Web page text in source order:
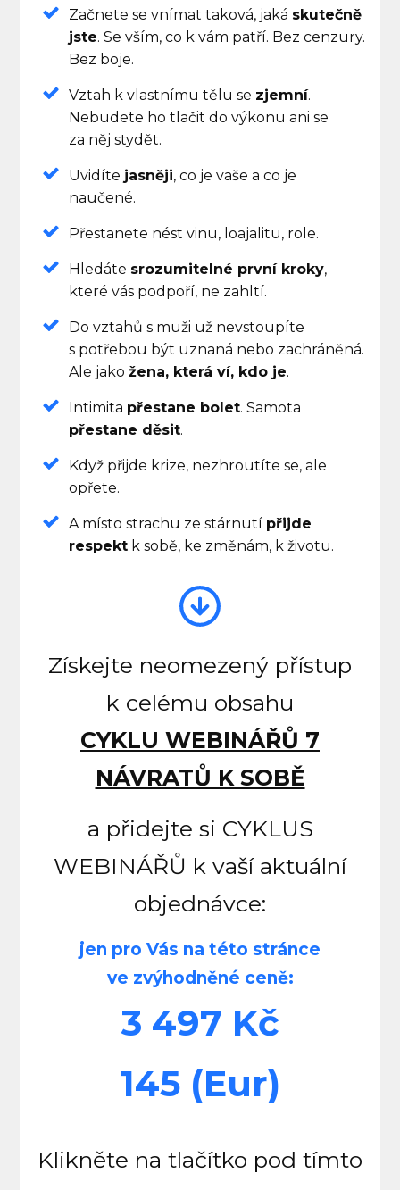
Začnete se vnímat taková, jaká skutečně
jste. Se vším, co k vám patří. Bez cenzury.
Bez boje.
Vztah k vlastnímu tělu se zjemní.
Nebudete ho tlačit do výkonu ani se
za něj stydět.
Uvidíte jasněji, co je vaše a co je
naučené.
Přestanete nést vinu, loajalitu, role.
Hledáte srozumitelné první kroky,
které vás podpoří, ne zahltí.
Do vztahů s muži už nevstoupíte
s potřebou být uznaná nebo zachráněná.
Ale jakožena, která ví, kdo je.
Intimita přestane bolet. Samota
přestane děsit.
Když přijde krize, nezhroutíte se, ale
opřete.
A místo strachu ze stárnutí přijde
respekt k sobě, ke změnám, k životu.
Získejte neomezený přístup
k celému obsahu
CYKLU WEBINÁŘŮ 7
NÁVRATŮ K SOBĚ
a přidejte si CYKLUS
WEBINÁŘŮ k vaší aktuální
objednávce:
jen pro Vás na této stránce
ve zvýhodněné ceně:
3 497 Kč
145 (Eur)
Klikněte na tlačítko pod tímto